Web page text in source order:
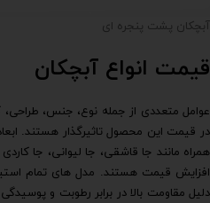
آبچکان پشت پنجره ای
قیمت انواع آبچکان
عوامل متعددی از جمله نوع، جنس،
در قیمت این محصول تاثیرگذار هستند.
همراه مانند جا قاشقی، جا لیوانی، جا
افزایش قیمت هستند. مدل های تمام
دلیل مقاومت بالا در برابر رطوبت و